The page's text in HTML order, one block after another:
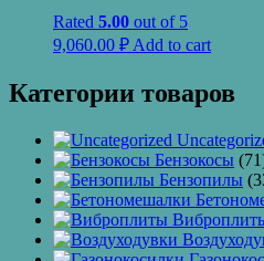
Rated 5.00 out of 5
9,060.00 ₽ Add to cart
Категории товаров
Бензокосы
Бензопилы